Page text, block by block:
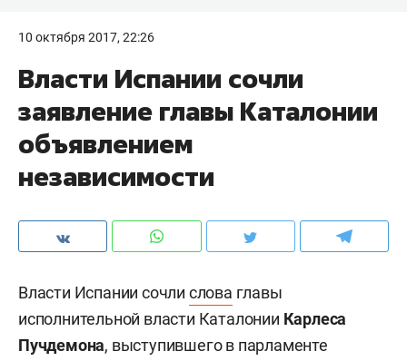
10 октября 2017, 22:26
Власти Испании сочли
заявление главы Каталонии
объявлением
независимости
Власти Испании сочли слова главы
исполнительной власти Каталонии Карлеса
Пучдемона, выступившего в парламенте